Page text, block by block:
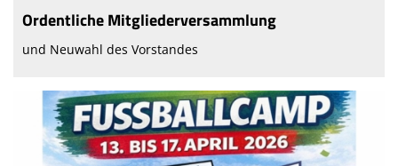
Ordentliche Mitgliederversammlung
und Neuwahl des Vorstandes